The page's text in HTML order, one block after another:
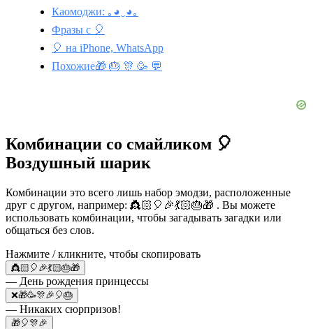
Каомоджи: ｡◕‿◕｡
Фразы с 🎈
🎈 на iPhone, WhatsApp
Похожие🎁 🎂 🎊 🥳 💬
Комбинации со смайликом 🎈
Воздушный шарик
Комбинации это всего лишь набор эмодзи, расположенные
друг с другом, например: 👸🏻🎈🎉💃🏻🎂🎁 . Вы можете
использовать комбинации, чтобы загадывать загадки или
общаться без слов.
Нажмите / кликните, чтобы скопировать
👸🏻🎈🎉💃🏻🎂🎁
— День рождения принцессы
❌🎁🥳🎊🎉🎈🎂
— Никаких сюрпризов!
🎁🎈🎊🎉